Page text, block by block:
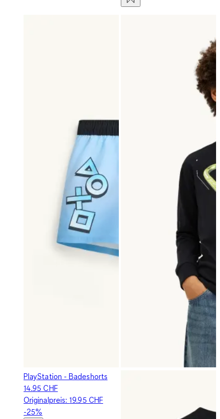
PlayStation - Badeshorts
14.95 CHF
Originalpreis:19.95 CHF
-25%